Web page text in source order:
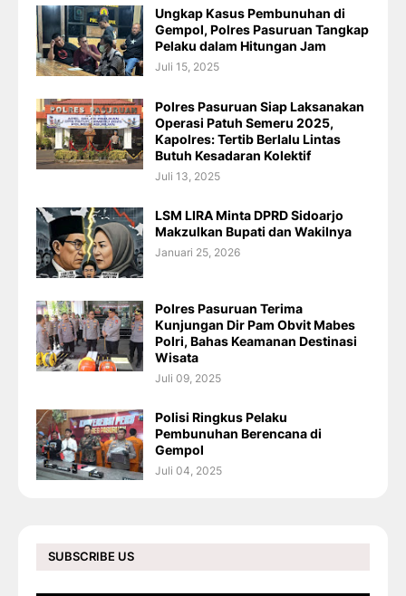
Ungkap Kasus Pembunuhan di
Gempol, Polres Pasuruan Tangkap
Pelaku dalam Hitungan Jam
Juli 15, 2025
Polres Pasuruan Siap Laksanakan
Operasi Patuh Semeru 2025,
Kapolres: Tertib Berlalu Lintas
Butuh Kesadaran Kolektif
Juli 13, 2025
LSM LIRA Minta DPRD Sidoarjo
Makzulkan Bupati dan Wakilnya
Januari 25, 2026
Polres Pasuruan Terima
Kunjungan Dir Pam Obvit Mabes
Polri, Bahas Keamanan Destinasi
Wisata
Juli 09, 2025
Polisi Ringkus Pelaku
Pembunuhan Berencana di
Gempol
Juli 04, 2025
SUBSCRIBE US